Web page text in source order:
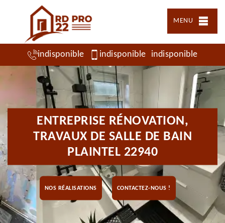
MENU
indisponible indisponible indisponible
ENTREPRISE RÉNOVATION,
TRAVAUX DE SALLE DE BAIN
PLAINTEL 22940
NOS RÉALISATIONS CONTACTEZ-NOUS !